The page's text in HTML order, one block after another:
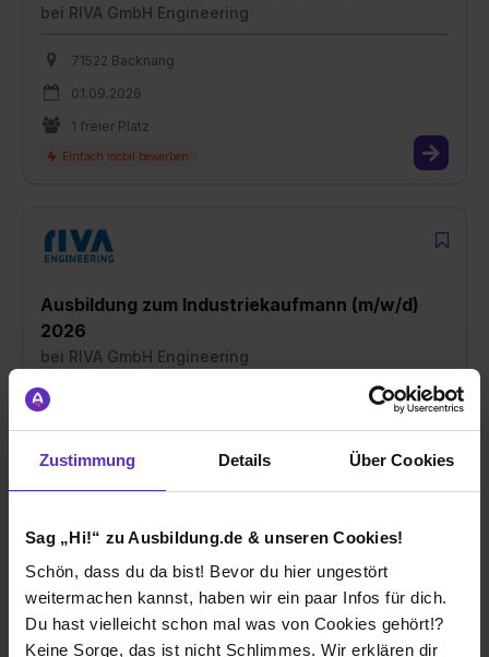
Zustimmung Details Über Cookies
Sag „Hi!“ zu Ausbildung.de & unseren Cookies!
Schön, dass du da bist! Bevor du hier ungestört
weitermachen kannst, haben wir ein paar Infos für dich.
Du hast vielleicht schon mal was von Cookies gehört!?
Keine Sorge, das ist nicht Schlimmes. Wir erklären dir
bei RIVA GmbH Engineering
71522 Backnang
01.09.2026
1 freier Platz
Ausbildung zum Industriekaufmann (m/w/d)
2026
bei RIVA GmbH Engineering
01.09.2026
1 freier Platz
Ausbildung Konstruktionsmechaniker/in